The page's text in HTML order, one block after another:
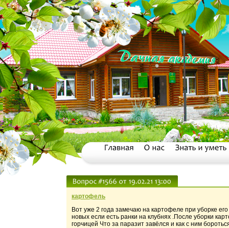
картофель
Вот уже 2 года замечаю на картофеле при уборке
новых если есть ранки на клубнях .После уборки
горчицей Что за паразит завёлся и как с ним